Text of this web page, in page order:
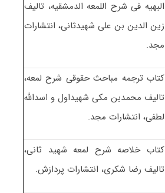
البهیه فی شرح اللمعه الدمشقیه، تالیف
زین الدین بن علی شهیدثانی، انتشارات
مجد.
کتاب ترجمه مباحث حقوقی شرح لمعه،
تالیف محمدبن مکی شهیداول و اسدالله
لطفی، انتشارات مجد.
کتاب خلاصه شرح لمعه شهید ثانی،
تالیف رضا شکری، انتشارات پردازش.